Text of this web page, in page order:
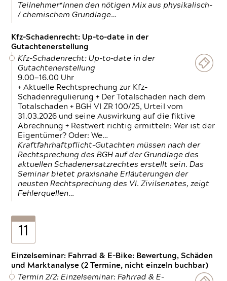
Teilnehmer*Innen den nötigen Mix aus physikalisch-
/ chemischem Grundlage…
Kfz-Schadenrecht: Up-to-date in der
Gutachtenerstellung
Kfz-Schadenrecht: Up-to-date in der
Gutachtenerstellung
9.00—16.00 Uhr
+ Aktuelle Rechtsprechung zur Kfz-
Schadenregulierung + Der Totalschaden nach dem
Totalschaden + BGH VI ZR 100/25, Urteil vom
31.03.2026 und seine Auswirkung auf die fiktive
Abrechnung + Restwert richtig ermitteln: Wer ist der
Eigentümer? Oder: We…
Kraftfahrhaftpflicht-Gutachten müssen nach der
Rechtsprechung des BGH auf der Grundlage des
aktuellen Schadenersatzrechtes erstellt sein. Das
Seminar bietet praxisnahe Erläuterungen der
neusten Rechtsprechung des VI. Zivilsenates, zeigt
Fehlerquellen…
11
Einzelseminar: Fahrrad & E-Bike: Bewertung, Schäden
und Marktanalyse (2 Termine, nicht einzeln buchbar)
Termin 2/2: Einzelseminar: Fahrrad & E-